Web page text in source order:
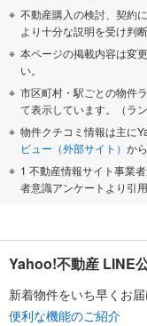
不動産購入の検討、契約
より十分な説明を受け判
本ページの掲載内容は変
い。
市区町村・駅ごとの物件
て表示しています。（ラ
物件クチコミ情報は主に
ビュー（外部サイト） か
1 不動産情報サイト事業
者意識アンケートより引用
Yahoo!不動産 LINE
新着物件をいち早くお届
便利な機能のご紹介